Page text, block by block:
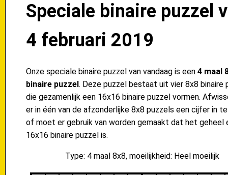
Speciale binaire puzzel
4 februari 2019
Onze speciale binaire puzzel van vandaag is een 4 maal
binaire puzzel. Deze puzzel bestaat uit vier 8x8 binaire
die gezamenlijk een 16x16 binaire puzzel vormen.
er in één van de afzonderlijke 8x8 puzzels een cijfer in
of moet er gebruik van worden gemaakt dat het geheel
16x16 binaire puzzel is.
Type: 4 maal 8x8, moeilijkheid: Heel moeilijk